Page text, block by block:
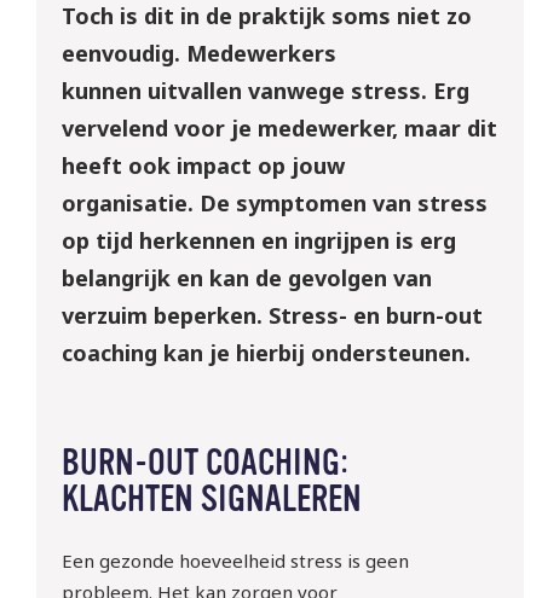
Toch is dit in de praktijk soms niet zo
eenvoudig. Medewerkers
kunnen uitvallen vanwege stress. Erg
vervelend voor je medewerker, maar dit
heeft ook impact op jouw
organisatie. De symptomen van stress
op tijd herkennen en ingrijpen is erg
belangrijk en kan de gevolgen van
verzuim beperken. Stress- en burn-out
coaching kan je hierbij ondersteunen.
BURN-OUT COACHING:
KLACHTEN SIGNALEREN
Een gezonde hoeveelheid stress is geen
probleem. Het kan zorgen voor